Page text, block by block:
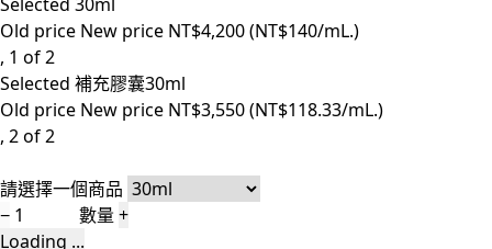
Old price New price NT$4,200(NT$140/mL.)
, 1 of 2
Selected 補充膠囊30ml
Old price New price NT$3,550(NT$118.33/mL.)
, 2 of 2
請選擇一個商品
−
數量+
Loading ...